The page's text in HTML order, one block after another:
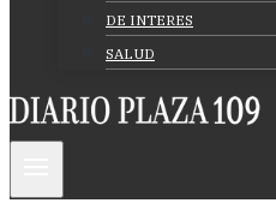
DE INTERES
SALUD